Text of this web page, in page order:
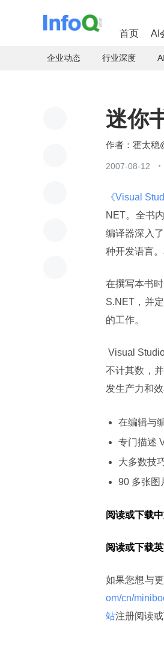
首页 AI
企业动态 行业深度
迷你
2007-08-12
《Visual
NET。全书
编译器深入
种开发语言
在撰写本书
S.NET，并
的工作。
Visual Studio .NET 是微软推出的功能最丰富，扩展性最强的编程工具。VS.NET 中的功能与快捷方式
不计其数，
发生产力和
在编辑与
专门描述
大多数技
90 多张图
阅读或下载中
阅读或下载英
如果您想与
om/cn/
站注册阅读或